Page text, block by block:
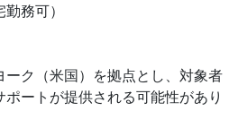
務可）
ク（米国）を拠点とし、対象者
ートが提供される可能性があり